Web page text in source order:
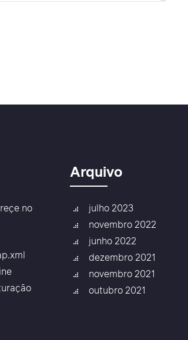
no
Arquivo
julho 2023
novembro 2022
junho 2022
dezembro 2021
novembro 2021
outubro 2021